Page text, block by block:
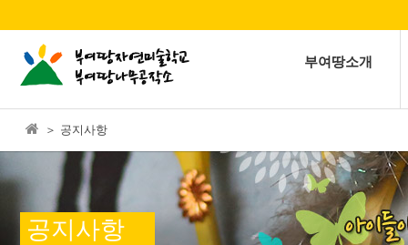
부여땅소개
＞ 공지사항
공지사항
Sketchbook5, 스케치북5
Sketchbook5, 스케치북5